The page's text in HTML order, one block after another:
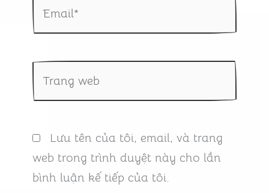
web
Lưu tên của tôi, email, và trang
web trong trình duyệt này cho lần
bình luận kế tiếp của tôi.